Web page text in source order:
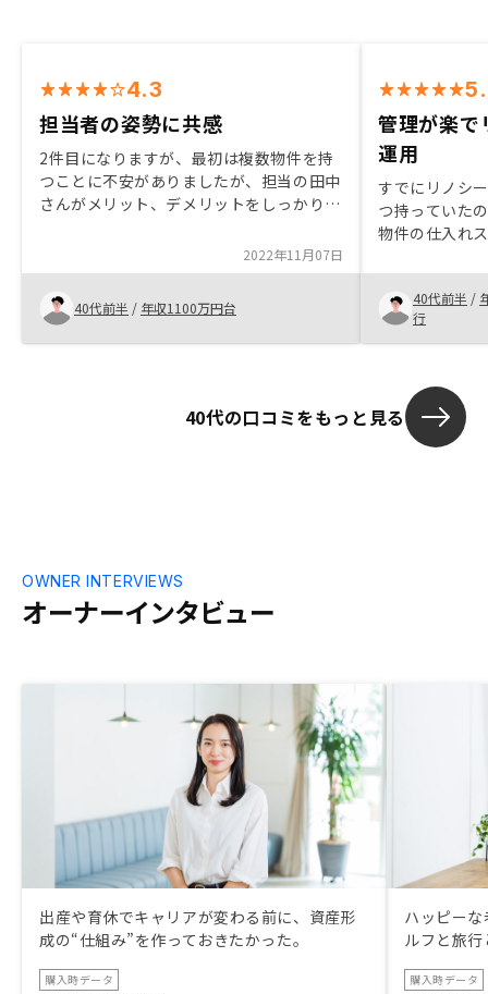
4.3
担当者の姿勢に共感
2件目になりますが、最初は複数物件を持
つことに不安がありましたが、担当の田中
さんがメリット、デメリットをしっかりと
だったので、購入至りました。 自身も営
業をしていた経験から、自身がモノを買う
ときはどれだけ相手のことを考えているか
を尺度にしています。 その中で田中さん
の「売りたい」という姿勢よりも、何が私
たと感じています。アプリへの反映が10営
2022年11月07日
40代前半 / 年収1100万円台
管理が楽で
運用
すでにリノシ
つ持っていた
物件の仕入れ
なかで、新た
介され、低金
ら。若い担当
ナーをしっか
40代前半 /
行
40代の口コミをもっと見る
オーナーインタビュー
OWNER INTERVIEWS
出産や育休でキャリアが変わる前に、資産形
成の“仕組み”を作っておきたかった。
購入時データ
ハッピー
ルフと旅
購入時データ